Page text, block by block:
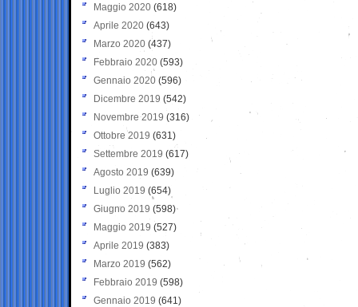
Maggio 2020 (618)
Aprile 2020 (643)
Marzo 2020 (437)
Febbraio 2020 (593)
Gennaio 2020 (596)
Dicembre 2019 (542)
Novembre 2019 (316)
Ottobre 2019 (631)
Settembre 2019 (617)
Agosto 2019 (639)
Luglio 2019 (654)
Giugno 2019 (598)
Maggio 2019 (527)
Aprile 2019 (383)
Marzo 2019 (562)
Febbraio 2019 (598)
Gennaio 2019 (641)